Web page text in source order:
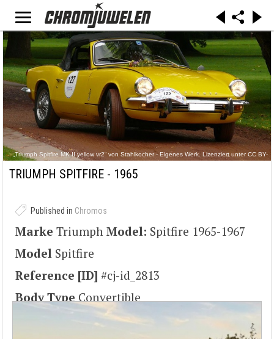
„Triumph Spitfire MK II yellow vr2“ von Stahlkocher - Eigenes Werk. Lizenziert unter CC BY-
SA 3.0 über Wikimedia Commons -
TRIUMPH SPITFIRE - 1965
Published in Chromos
Marke Triumph Model: Spitfire 1965-1967
Model Spitfire
Reference [ID] #cj-id_2813
Body Type Convertible